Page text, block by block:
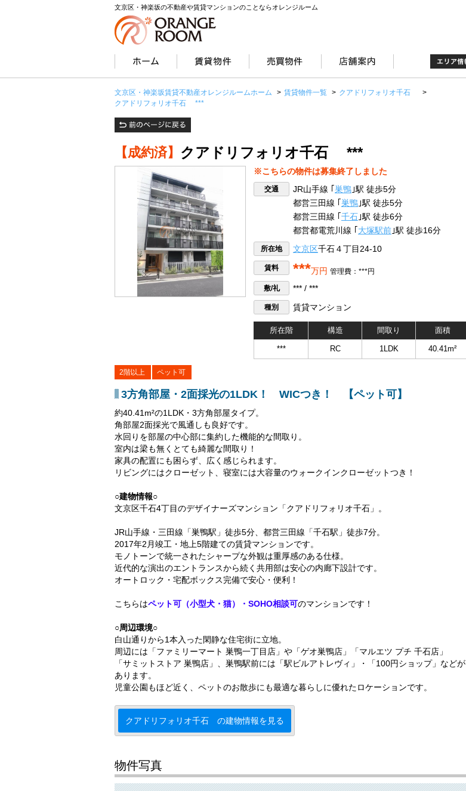
文京区・神楽坂の不動産や賃貸マンションのことならオレンジルーム
文京区・神楽坂賃貸不動産オレンジルームホーム > 賃貸物件一覧 > クアドリフォリオ千石
>
クアドリフォリオ千石 ***
【成約済】 クアドリフォリオ千石 ***
※こちらの物件は募集終了しました
交通 JR山手線 ｢ 巣鴨 ｣駅 徒歩5分
都営三田線 ｢ 巣鴨 ｣駅 徒歩5分
都営三田線 ｢ 千石 ｣駅 徒歩6分
都営都電荒川線 ｢ 大塚駅前 ｣駅 徒歩16分
所在地 文京区千石４丁目24-10
賃料 ***万円 管理費：***円
敷/礼
*** / ***
種別 賃貸マンション
所在階 構造 間取り 面積
*** RC 1LDK 40.41m²
2階以上 ペット可
3方角部屋・2面採光の1LDK！ WICつき！ 【ペット可】
約40.41m²の1LDK・3方角部屋タイプ。
角部屋2面採光で風通しも良好です。
水回りを部屋の中心部に集約した機能的な間取り。
室内は梁も無くとても綺麗な間取り！
家具の配置にも困らず、広く感じられます。
リビングにはクローゼット、寝室には大容量のウォークインクローゼットつき！
○建物情報○
文京区千石4丁目のデザイナーズマンション「クアドリフォリオ千石」。
JR山手線・三田線「巣鴨駅」徒歩5分、都営三田線「千石駅」徒歩7分。
2017年2月竣工・地上5階建ての賃貸マンションです。
モノトーンで統一されたシャープな外観は重厚感のある仕様。
近代的な演出のエントランスから続く共用部は安心の内廊下設計です。
オートロック・宅配ボックス完備で安心・便利！
こちらはペット可（小型犬・猫）・SOHO相談可のマンションです！
○周辺環境○
白山通りから1本入った閑静な住宅街に立地。
周辺には「ファミリーマート 巣鴨一丁目店」や「ゲオ巣鴨店」「マルエツ プチ 千石店」
「サミットストア 巣鴨店」、巣鴨駅前には「駅ビルアトレヴィ」・「100円ショップ」などが
あります。
児童公園もほど近く、ペットのお散歩にも最適な暮らしに優れたロケーションです。
クアドリフォリオ千石 の建物情報を見る
物件写真